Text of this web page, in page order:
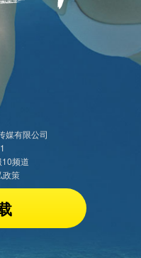
媒有限公司
频道
政策
设备